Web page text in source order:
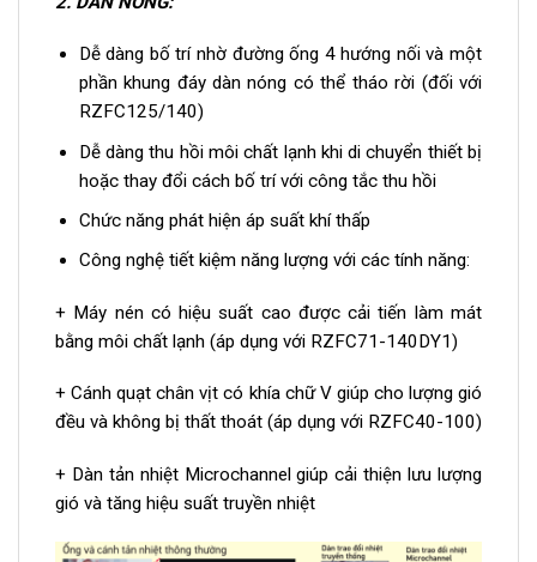
Dễ dàng bố trí nhờ đường ống 4 hướng nối và một
phần khung đáy dàn nóng có thể tháo rời (đối với
RZFC125/140)
Dễ dàng thu hồi môi chất lạnh khi di chuyển thiết bị
hoặc thay đổi cách bố trí với công tắc thu hồi
Chức năng phát hiện áp suất khí thấp
Công nghệ tiết kiệm năng lượng với các tính năng:
+ Máy nén có hiệu suất cao được cải tiến làm mát
bằng môi chất lạnh (áp dụng với RZFC71-140DY1)
+ Cánh quạt chân vịt có khía chữ V giúp cho lượng gió
đều và không bị thất thoát (áp dụng với RZFC40-100)
+ Dàn tản nhiệt Microchannel giúp cải thiện lưu lượng
gió và tăng hiệu suất truyền nhiệt